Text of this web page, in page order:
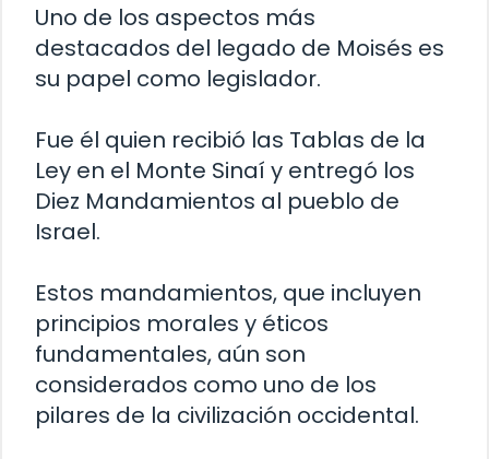
Uno de los aspectos más
destacados del legado de Moisés es
su papel como legislador.
Fue él quien recibió las Tablas de la
Ley en el Monte Sinaí y entregó los
Diez Mandamientos al pueblo de
Israel.
Estos mandamientos, que incluyen
principios morales y éticos
fundamentales, aún son
considerados como uno de los
pilares de la civilización occidental.